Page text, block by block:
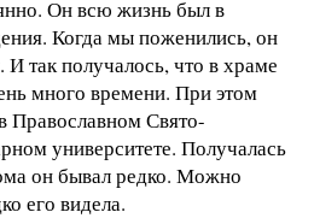
Он всю жизнь был в
Когда мы поженились, он
так получалось, что в храме
много времени. При этом
Православном Свято-
университете. Получалась
он бывал редко. Можно
его видела.